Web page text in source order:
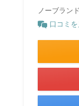
ノーブラン
口コミ